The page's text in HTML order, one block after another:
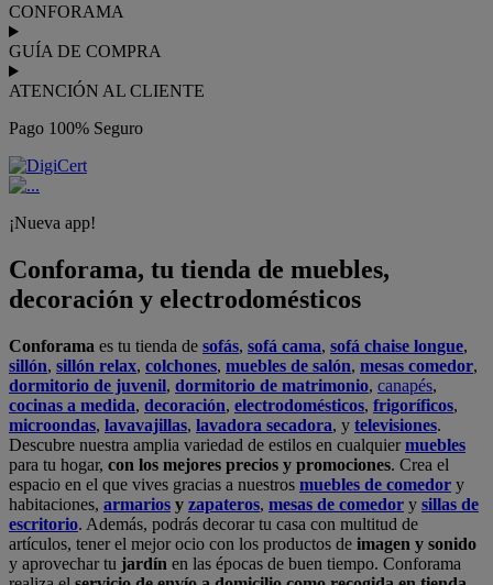
CONFORAMA
GUÍA DE COMPRA
ATENCIÓN AL CLIENTE
Pago 100% Seguro
¡Nueva app!
Conforama, tu tienda de muebles,
decoración y electrodomésticos
Conforama es tu tienda de sofás, sofá cama, sofá chaise longue,
sillón, sillón relax, colchones, muebles de salón, mesas comedor,
dormitorio de juvenil, dormitorio de matrimonio, canapés,
cocinas a medida, decoración, electrodomésticos, frigoríficos,
microondas, lavavajillas, lavadora secadora, y televisiones.
Descubre nuestra amplia variedad de estilos en cualquiermuebles
para tu hogar, con los mejores precios y promociones. Crea el
espacio en el que vives gracias a nuestros muebles de comedor y
habitaciones, armarios y zapateros, mesas de comedor y sillas de
escritorio. Además, podrás decorar tu casa con multitud de
artículos, tener el mejor ocio con los productos de imagen y sonido
y aprovechar tu jardín en las épocas de buen tiempo. Conforama